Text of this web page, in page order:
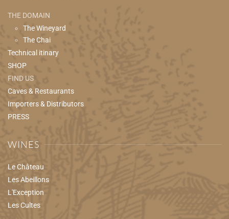
THE DOMAIN
The Wineyard
The Chai
Technical itinary
SHOP
FIND US
Caves & Restaurants
Importers & Distributors
PRESS
WINES
Le Château
Les Abeillons
L'Exception
Les Cultes